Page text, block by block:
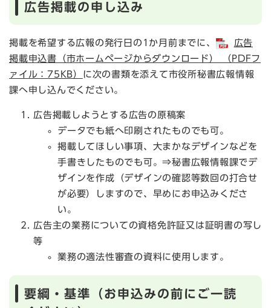
広告掲載の申し込み
掲載を希望する広報の発行日の1か月前までに、
広告
掲載申込書（市ホームページからダウンロード） （PDFフ
ァイル：75KB） に次の書類を添えて市役所秘書広報情報
課へ申し込んでください。
広告掲載しようとする広告の原稿案
データでも紙へ印刷されたものでも可。
掲載してほしい事項、大まかなデザインなどを
手書きしたものでも可。⇒秘書広報情報課でデ
ザインを作成（デザインの確認等数回の打合せ
が必要）しますので、早めにお申込みくださ
い。
広告主の業務についての資格免許証又は証明書の写し
等
業務の適法性審査の資料に使用します。
要綱・基準（お申込みの前にご一読